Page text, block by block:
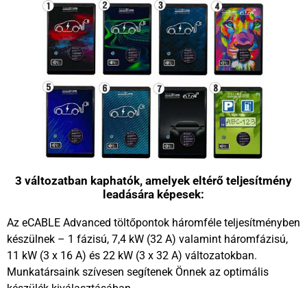
3 változatban kaphatók, amelyek eltérő teljesítmény
leadására képesek:
Az eCABLE Advanced töltőpontok háromféle teljesítményben
készülnek – 1 fázisú, 7,4 kW (32 A) valamint háromfázisú,
11 kW (3 x 16 A) és 22 kW (3 x 32 A) változatokban.
Munkatársaink szívesen segítenek Önnek az optimális